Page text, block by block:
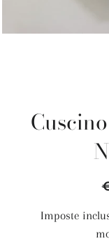
Imposte